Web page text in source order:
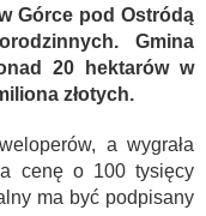
Górce pod Ostródą
Gmina
20 hektarów w
złotych.
a wygrała
cenę o 100 tysięcy
ma być podpisany